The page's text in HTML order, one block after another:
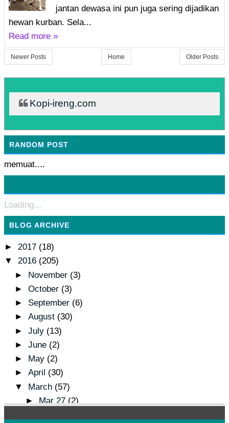
jantan dewasa ini pun juga sering dijadikan
hewan kurban. Sela...
Read more »
Newer Posts Older Posts
Home
Kopi-ireng.com
RANDOM POST
memuat....
Loading...
BLOG ARCHIVE
► 2017 (18)
▼ 2016 (205)
► November (3)
►October (3)
► September (6)
►August (30)
►July (13)
►June (2)
► May (2)
►April (30)
▼ March (57)
►Mar 27(2)